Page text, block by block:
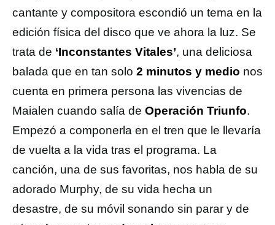
cantante y compositora escondió un tema en la
edición física del disco que ve ahora la luz. Se
trata de ‘Inconstantes Vitales’, una deliciosa
balada que en tan solo 2 minutos y medio nos
cuenta en primera persona las vivencias de
Maialen cuando salía de Operación Triunfo.
Empezó a componerla en el tren que le llevaría
de vuelta a la vida tras el programa. La
canción, una de sus favoritas, nos habla de su
adorado Murphy, de su vida hecha un
desastre, de su móvil sonando sin parar y de